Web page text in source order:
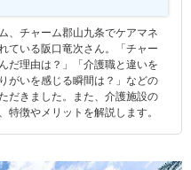
、チャーム郡山九条でケアマネ
ている阪口竜次さん。「チャー
だ理由は？」「介護職と違いを
がいを感じる瞬間は？」などの
だきました。また、介護施設の
特徴やメリットを解説します。